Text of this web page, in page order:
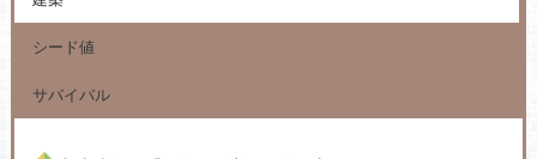
シード値
サバイバル